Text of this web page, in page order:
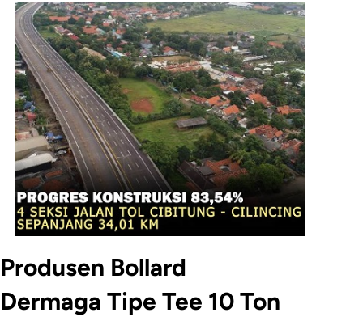
Produsen Bollard
Dermaga Tipe Tee 10 Ton